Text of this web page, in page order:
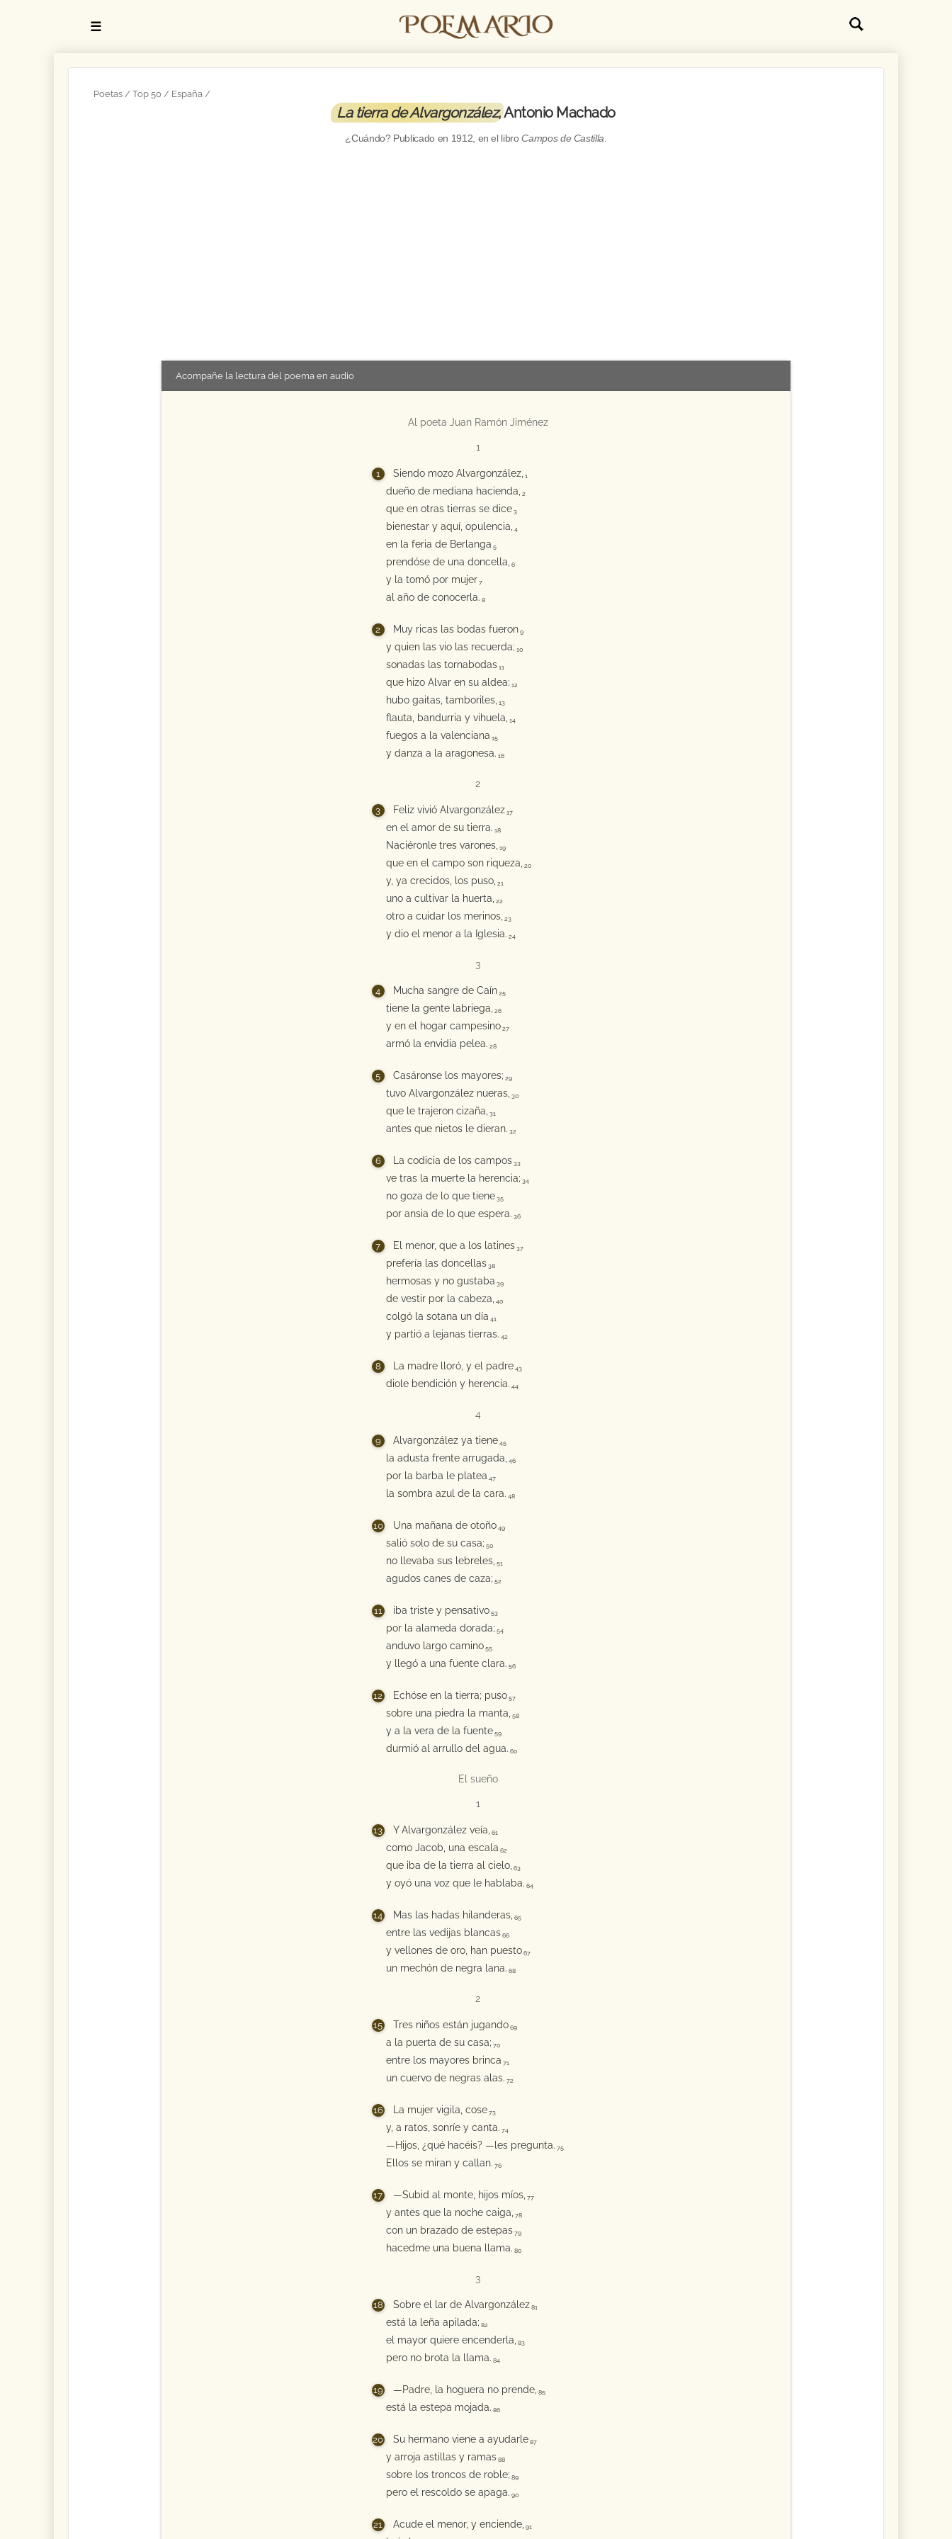
☰
Poetas Top 50 España
La tierra de Alvargonzález, Antonio Machado
¿Cuándo? Publicado en 1912 , en el libroCampos de Castilla
Acompañe la lectura del poema en audio
Al poeta Juan Ramón Jiménez
1
Siendo mozo Alvargonzález, 1
dueño de mediana hacienda, 2
que en otras tierras se dice 3
bienestar y aquí, opulencia, 4
en la feria de Berlanga 5
prendóse de una doncella, 6
y la tomó por mujer 7
al año de conocerla. 8
Muy ricas las bodas fueron 9
y quien las vio las recuerda; 10
sonadas las tornabodas 11
que hizo Alvar en su aldea; 12
hubo gaitas, tamboriles, 13
flauta, bandurria y vihuela, 14
fuegos a la valenciana 15
y danza a la aragonesa. 16
2
Feliz vivió Alvargonzález 17
en el amor de su tierra. 18
Naciéronle tres varones, 19
que en el campo son riqueza, 20
y, ya crecidos, los puso, 21
uno a cultivar la huerta, 22
otro a cuidar los merinos, 23
y dio el menor a la Iglesia. 24
3
Mucha sangre de Caín 25
tiene la gente labriega, 26
y en el hogar campesino 27
armó la envidia pelea. 28
Casáronse los mayores; 29
tuvo Alvargonzález nueras, 30
que le trajeron cizaña, 31
antes que nietos le dieran. 32
La codicia de los campos 33
ve tras la muerte la herencia; 34
no goza de lo que tiene 35
por ansia de lo que espera. 36
El menor, que a los latines 37
prefería las doncellas 38
hermosas y no gustaba 39
de vestir por la cabeza, 40
colgó la sotana un día 41
y partió a lejanas tierras. 42
La madre lloró, y el padre 43
diole bendición y herencia. 44
4
Alvargonzález ya tiene 45
la adusta frente arrugada, 46
por la barba le platea 47
la sombra azul de la cara. 48
Una mañana de otoño 49
salió solo de su casa; 50
no llevaba sus lebreles, 51
agudos canes de caza; 52
iba triste y pensativo 53
por la alameda dorada; 54
anduvo largo camino 55
y llegó a una fuente clara. 56
Echóse en la tierra; puso 57
sobre una piedra la manta, 58
y a la vera de la fuente 59
durmió al arrullo del agua. 60
El sueño
1
Y Alvargonzález veía, 61
como Jacob, una escala 62
que iba de la tierra al cielo, 63
y oyó una voz que le hablaba. 64
Mas las hadas hilanderas, 65
entre las vedijas blancas 66
y vellones de oro, han puesto 67
un mechón de negra lana. 68
2
Tres niños están jugando 69
a la puerta de su casa; 70
entre los mayores brinca 71
un cuervo de negras alas. 72
La mujer vigila, cose 73
y, a ratos, sonríe y canta. 74
—Hijos, ¿qué hacéis? —les pregunta. 75
Ellos se miran y callan. 76
—Subid al monte, hijos míos, 77
y antes que la noche caiga, 78
con un brazado de estepas 79
hacedme una buena llama. 80
3
Sobre el lar de Alvargonzález 81
está la leña apilada; 82
el mayor quiere encenderla, 83
pero no brota la llama. 84
—Padre, la hoguera no prende, 85
está la estepa mojada. 86
Su hermano viene a ayudarle 87
y arroja astillas y ramas 88
sobre los troncos de roble; 89
pero el rescoldo se apaga. 90
Acude el menor, y enciende, 91